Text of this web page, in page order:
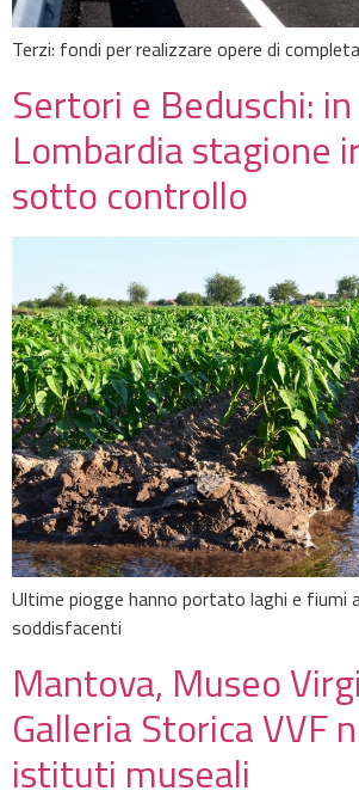
Terzi: fondi per realizzare opere di
Sertori e Beduschi: in
Lombardia stagione
sotto controllo
Ultime piogge hanno portato laghi e fiumi
soddisfacenti
Mantova, Museo
Galleria Storica VVF
istituti museali